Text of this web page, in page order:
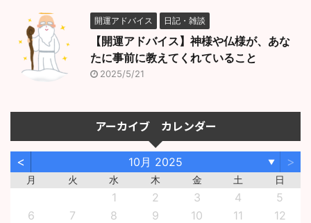
開運アドバイス 日記・雑談
【開運アドバイス】神様や仏様が、あな
たに事前に教えてくれていること
2025/5/21
アーカイブ カレンダー
< 10月 2025 ▼ >
月 火 水 木 金 土 日
1 2 3 4
5
6
7 8 9 10 11
12